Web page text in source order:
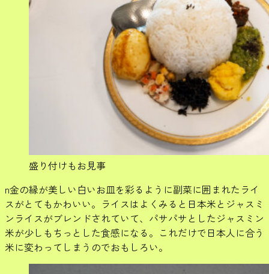
盛り付けもお見事
n金の縁が美しい白いお皿を彩るように副菜に囲まれたライ
スがとてもかわいい。ライスはよくみると日本米とジャスミ
ンライスがブレンドされていて、パサパサとしたジャスミン
米が少しもちっとした食感になる。これだけで日本人に合う
米に変わってしまうのでおもしろい。